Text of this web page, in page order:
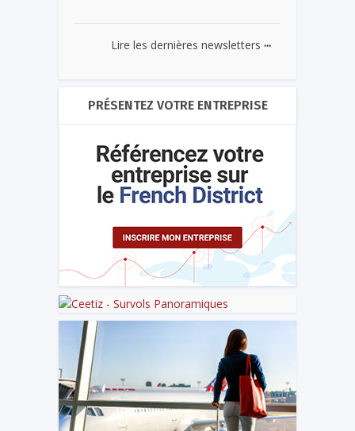
Lire les dernières newsletters ...
PRÉSENTEZ VOTRE ENTREPRISE